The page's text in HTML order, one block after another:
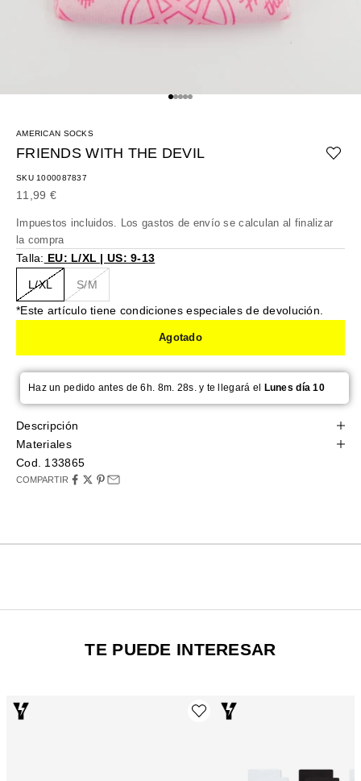
Ir al artículo 1
Ir al artículo 2
Ir al artículo 3
Ir al artículo 4
Ir al artículo 5
AMERICAN SOCKS
FRIENDS WITH THE DEVIL
SKU 1000087837
Precio de oferta
11,99 €
Impuestos incluidos. Los gastos de envío se calculan al finalizar
la compra
Talla: EU: L/XL | US: 9-13
L/XL S/M
*Este artículo tiene condiciones especiales de devolución.
Agotado
Haz un pedido antes de 6h. 8m. 27s. y te llegará el Lunes día 10
Descripción
Materiales
Cod. 133865
COMPARTIR
TE PUEDE INTERESAR